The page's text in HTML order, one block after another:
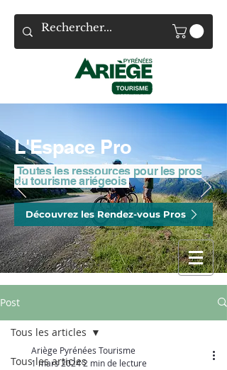
L'Espace Pro
Toutes les ressources pour les pros
du tourisme ariégeois
Découvrez les Rendez-vous Pros
Post
Tous les articles
Tous les articles
Ariège Pyrénées Tourisme
1 mars 20242 min de lecture